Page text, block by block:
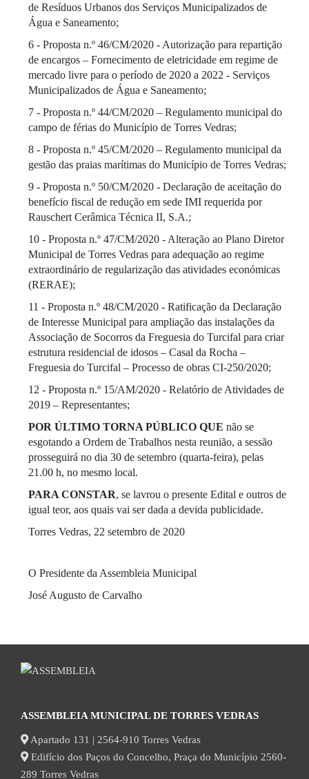
de Resíduos Urbanos dos Serviços Municipalizados de
Água e Saneamento;
6 - Proposta n.º 46/CM/2020 - Autorização para repartição
de encargos – Fornecimento de eletricidade em regime de
mercado livre para o período de 2020 a 2022 - Serviços
Municipalizados de Água e Saneamento;
7 - Proposta n.º 44/CM/2020 – Regulamento municipal do
campo de férias do Município de Torres Vedras;
8 - Proposta n.º 45/CM/2020 – Regulamento municipal da
gestão das praias marítimas do Município de Torres Vedras;
9 - Proposta n.º 50/CM/2020 - Declaração de aceitação do
benefício fiscal de redução em sede IMI requerida por
Rauschert Cerâmica Técnica II, S.A.;
10 - Proposta n.º 47/CM/2020 - Alteração ao Plano Diretor
Municipal de Torres Vedras para adequação ao regime
extraordinário de regularização das atividades económicas
(RERAE);
11 - Proposta n.º 48/CM/2020 - Ratificação da Declaração
de Interesse Municipal para ampliação das instalações da
Associação de Socorros da Freguesia do Turcifal para criar
estrutura residencial de idosos – Casal da Rocha –
Freguesia do Turcifal – Processo de obras CI-250/2020;
12 - Proposta n.º 15/AM/2020 - Relatório de Atividades de
2019 – Representantes;
POR ÚLTIMO TORNA PÚBLICO QUE não se
esgotando a Ordem de Trabalhos nesta reunião, a sessão
prosseguirá no dia 30 de setembro (quarta-feira), pelas
21.00 h, no mesmo local.
PARA CONSTAR, se lavrou o presente Edital e outros de
igual teor, aos quais vai ser dada a devida publicidade.
Torres Vedras, 22 setembro de 2020
O Presidente da Assembleia Municipal
José Augusto de Carvalho
ASSEMBLEIA MUNICIPAL DE TORRES VEDRAS
Apartado 131 | 2564-910 Torres Vedras
Edifício dos Paços do Concelho, Praça do Município 2560-
289 Torres Vedras